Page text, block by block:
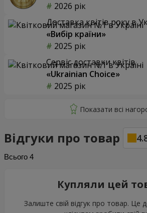
2026 рік
Доставка квітів року в
«Вибір країни»
2025 рік
Сервіс доставки квітів
«Ukrainian Choice»
2025 рік
Відгуки про товар
Всього 4
Купляли цей
Залиште свій відгук про товар. Це